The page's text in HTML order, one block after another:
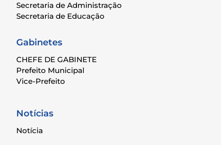
Secretaria de Administração
Secretaria de Educação
Gabinetes
CHEFE DE GABINETE
Prefeito Municipal
Vice-Prefeito
Notícias
Notícia